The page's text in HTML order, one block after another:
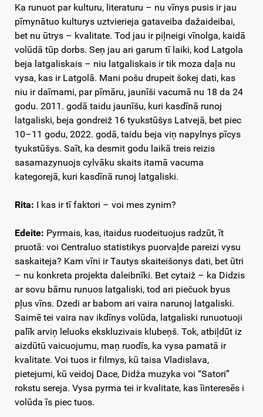
Ka runuot par kulturu, literaturu – nu vīnys pusis ir jau
pīmynātuo kulturys uztvierieja gataveiba dažaideibai,
bet nu ūtrys – kvalitate. Tod jau ir piļneigi vīnolga, kaidā
volūdā tūp dorbs. Seņ jau ari garum tī laiki, kod Latgola
beja latgaliskais – niu latgaliskais ir tik moza daļa nu
vysa, kas ir Latgolā. Mani pošu drupeit šokej dati, kas
niu ir daīmami, par pīmāru, jaunīši vacumā nu 18 da 24
godu. 2011. godā taidu jaunīšu, kuri kasdīnā runoj
latgaliski, beja gondreiž 16 tyukstūšys Latvejā, bet piec
10–11 godu, 2022. godā, taidu beja viņ napylnys pīcys
tyukstūšys. Saīt, ka desmit godu laikā treis reizis
sasamazynuojs cylvāku skaits itamā vacuma
kategorejā, kuri kasdīnā runoj latgaliski.
Rita: I kas ir tī faktori – voi mes zynim?
Edeite: Pyrmais, kas, itaidus ruodeituojus radzūt, īt
pruotā: voi Centraluo statistikys puorvaļde pareizi vysu
saskaiteja? Kam vīni ir Tautys skaiteišonys dati, bet ūtri
– nu konkreta projekta daleibnīki. Bet cytaiž – ka Didzis
ar sovu bārnu runuos latgaliski, tod ari piečuok byus
pļus vīns. Dzedi ar babom ari vaira narunoj latgaliski.
Saimē tei vaira nav ikdīnys volūda, latgaliski runuotuoji
palīk arviņ leluoks ekskluzivais klubeņš. Tok, atbiļdūt iz
aizdūtū vaicuojumu, maņ ruodīs, ka vysa pamatā ir
kvalitate. Voi tuos ir filmys, kū taisa Vladislava,
pietejumi, kū veidoj Dace, Didža muzyka voi “Satori”
rokstu sereja. Vysa pyrma tei ir kvalitate, kas īinteresēs i
volūda īs piec tuos.